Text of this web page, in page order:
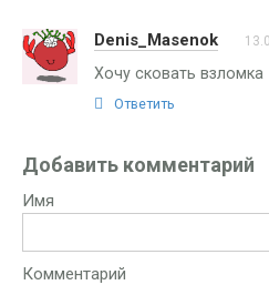
Denis_Masenok
Хочу сковать взломка
Ответить
Добавить комментарий
Имя
Комментарий